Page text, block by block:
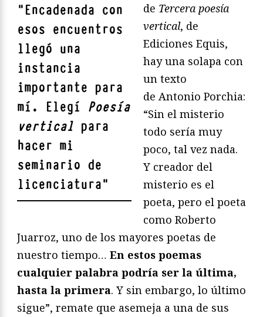
"Encadenada con
esos encuentros
llegó una
instancia
importante para
mí. Elegí Poesía
vertical para
hacer mi
seminario de
licenciatura"
de Tercera poesía
vertical, de
Ediciones Equis,
hay una solapa con
un texto
de Antonio Porchia:
“Sin el misterio
todo sería muy
poco, tal vez nada.
Y creador del
misterio es el
poeta, pero el poeta
como Roberto
Juarroz, uno de los mayores poetas de
nuestro tiempo… En estos poemas
cualquier palabra podría ser la última,
hasta la primera. Y sin embargo, lo último
sigue”, remate que asemeja a una de sus